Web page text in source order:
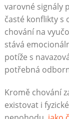
varovné signály
časté konflikty s
chování na
stává
potíže s
potřebná
Kromě chování
existovat i